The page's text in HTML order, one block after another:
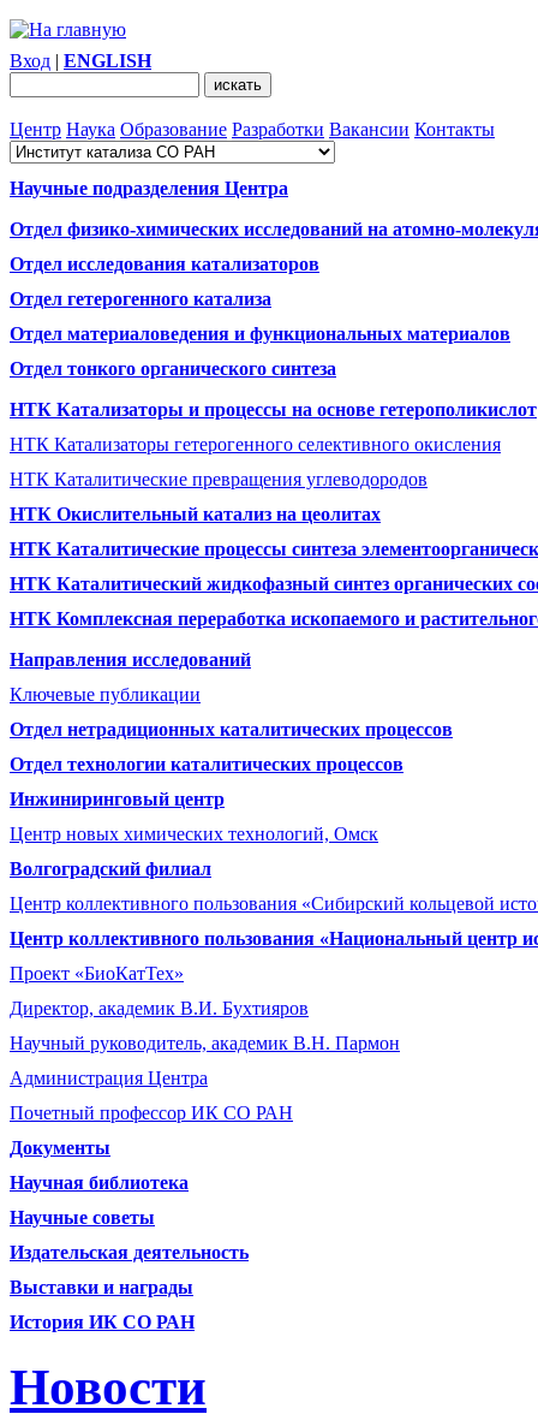
Вход | ENGLISH
Центр Наука Образование Разработки Вакансии Контакты
Научные подразделения Центра
Отдел физико-химических исследований на атомно-
Отдел исследования катализаторов
Отдел гетерогенного катализа
Отдел материаловедения и функциональных материалов
Отдел тонкого органического синтеза
НТК Катализаторы и процессы на основе гетерополикислот
НТК Катализаторы гетерогенного селективного окисления
НТК Каталитические превращения углеводородов
НТК Окислительный катализ на цеолитах
НТК Каталитические процессы синтеза
НТК Каталитический жидкофазный синтез органических
НТК Комплексная переработка ископаемого и
Направления исследований
Ключевые публикации
Отдел нетрадиционных каталитических процессов
Отдел технологии каталитических процессов
Инжиниринговый центр
Центр новых химических технологий, Омск
Волгоградский филиал
Центр коллективного пользования «Сибирский кольцевой
Центр коллективного пользования «Национальный центр
Проект «БиоКатТех»
Директор, академик В.И. Бухтияров
Научный руководитель, академик В.Н. Пармон
Администрация Центра
Почетный профессор ИК СО РАН
Документы
Научная библиотека
Научные советы
Издательская деятельность
Выставки и награды
История ИК СО РАН
Новости